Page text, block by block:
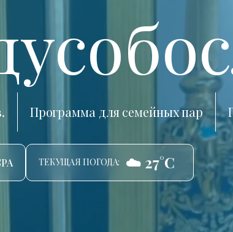
Программа для семейных пар
ТЕКУЩАЯ ПОГОДА: ☁️ 27°C